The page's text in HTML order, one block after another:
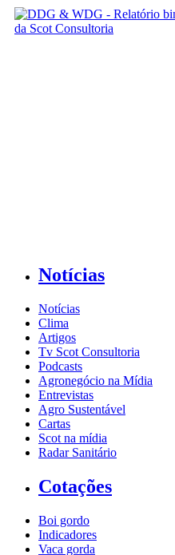
Notícias
Notícias
Clima
Artigos
Tv Scot Consultoria
Podcasts
Agronegócio na Mídia
Entrevistas
Agro Sustentável
Cartas
Scot na mídia
Radar Sanitário
Cotações
Boi gordo
Indicadores
Vaca gorda